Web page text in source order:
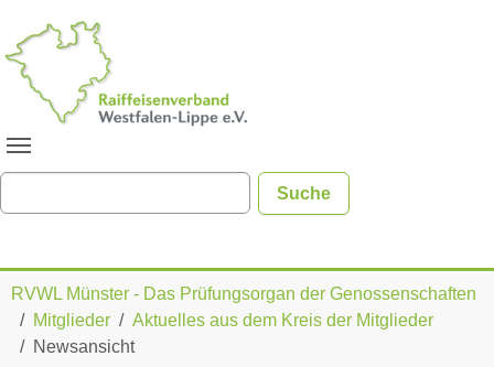
RVWL Münster - Das Prüfungsorgan der Genossenschaften
Mitglieder
Aktuelles aus dem Kreis der Mitglieder
Newsansicht